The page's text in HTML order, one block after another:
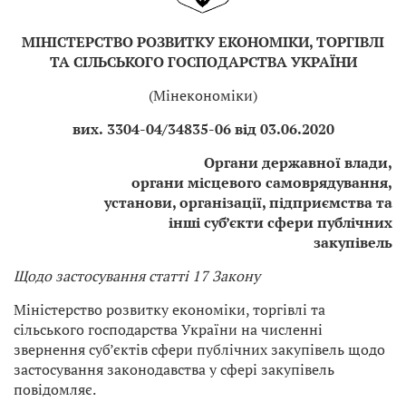
МІНІСТЕРСТВО РОЗВИТКУ ЕКОНОМІКИ, ТОРГІВЛІ
ТА СІЛЬСЬКОГО ГОСПОДАРСТВА УКРАЇНИ
(Мінекономіки)
вих. 3304-04/34835-06 від 03.06.2020
Органи державної влади,
органи місцевого самоврядування,
установи, організації, підприємства та
інші суб’єкти сфери публічних
закупівель
Щодо застосування статті 17 Закону
Міністерство розвитку економіки, торгівлі та
сільського господарства України на численні
звернення суб’єктів сфери публічних закупівель щодо
застосування законодавства у сфері закупівель
повідомляє.